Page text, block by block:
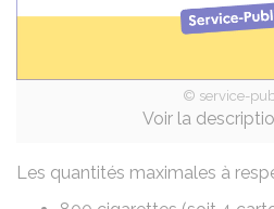
© service-
Voir la
Les quantités maximales à